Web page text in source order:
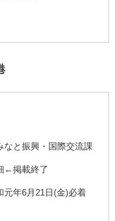
なと振興・国際交流課
←掲載終了
元年6月21日(金)必着